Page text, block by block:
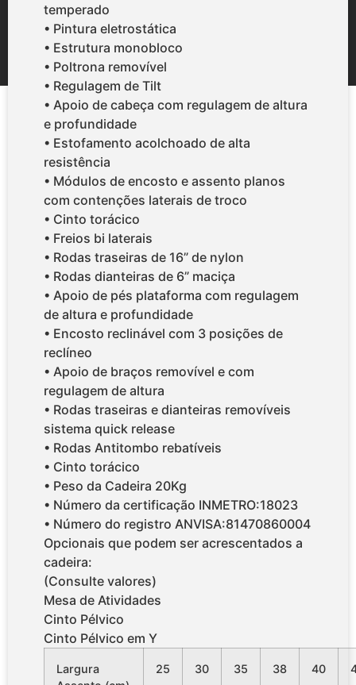
temperado
• Pintura eletrostática
• Estrutura monobloco
• Poltrona removível
• Regulagem de Tilt
• Apoio de cabeça com regulagem de altura
e profundidade
• Estofamento acolchoado de alta
resistência
• Módulos de encosto e assento planos
com contenções laterais de troco
• Cinto torácico
• Freios bi laterais
• Rodas traseiras de 16” de nylon
• Rodas dianteiras de 6” maciça
• Apoio de pés plataforma com regulagem
de altura e profundidade
• Encosto reclinável com 3 posições de
reclíneo
• Apoio de braços removível e com
regulagem de altura
• Rodas traseiras e dianteiras removíveis
sistema quick release
• Rodas Antitombo rebatíveis
• Cinto torácico
• Peso da Cadeira 20Kg
• Número da certificação INMETRO:18023
• Número do registro ANVISA:81470860004
Opcionais que podem ser acrescentados a
cadeira:
(Consulte valores)
Mesa de Atividades
Cinto Pélvico
Cinto Pélvico em Y
Largura
25 30 35 38 40